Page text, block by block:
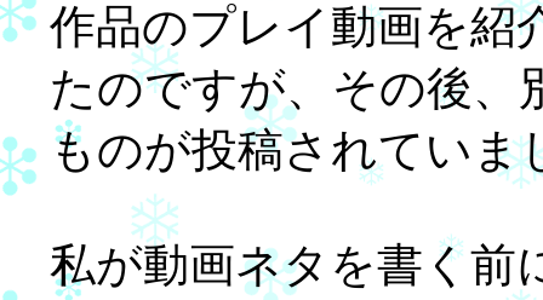
作品のプレイ動画を紹
たのですが、その後、
ものが投稿されていま
私が動画ネタを書く前